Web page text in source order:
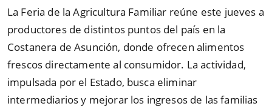
La Feria de la Agricultura Familiar reúne este jueves a
productores de distintos puntos del país en la
Costanera de Asunción, donde ofrecen alimentos
frescos directamente al consumidor. La actividad,
impulsada por el Estado, busca eliminar
intermediarios y mejorar los ingresos de las familias